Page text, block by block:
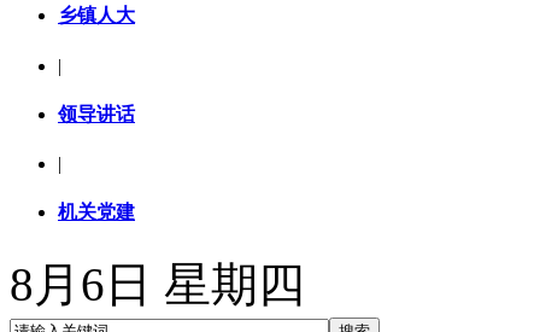
乡镇人大
|
领导讲话
|
机关党建
8月6日 星期四